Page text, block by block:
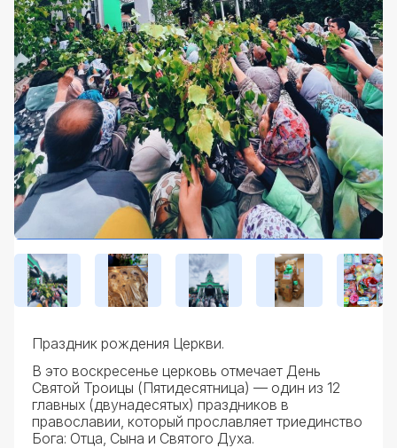
Праздник рождения Церкви.
В это воскресенье церковь отмечает День
Святой Троицы (Пятидесятница) — один из 12
главных (двунадесятых) праздников в
православии, который прославляет триединство
Бога: Отца, Сына и Святого Духа.